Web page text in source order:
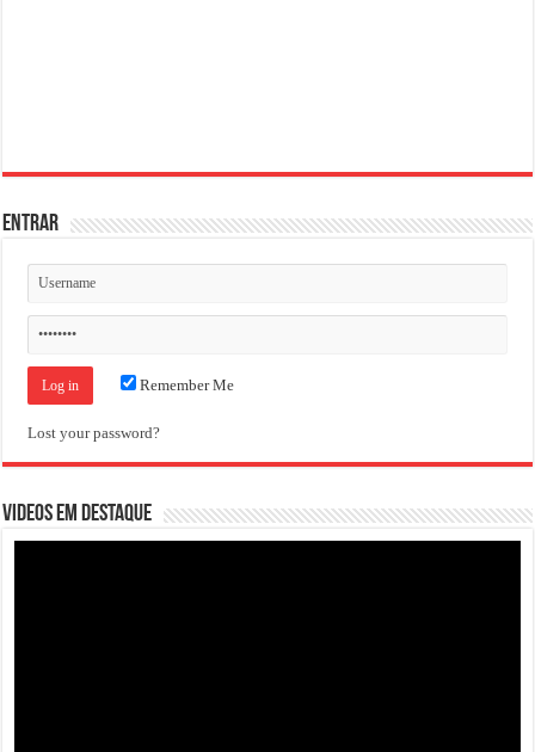
ENTRAR
Remember Me
Lost your password?
VIDEOS EM DESTAQUE